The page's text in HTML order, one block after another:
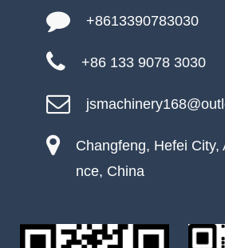
+8613390783030
+86 133 9078 3030
Changfeng, Hefei City,
nce, China